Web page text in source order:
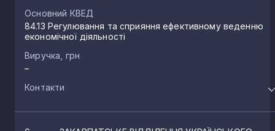
Основний КВЕД
84.13 Регулювання та сприяння ефективному веденню
економічної діяльності
Виручка, грн
–
Контакти